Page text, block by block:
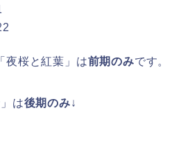
夜桜と紅葉」は前期のみです。
は後期のみ↓